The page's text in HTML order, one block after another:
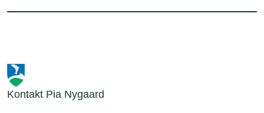
Kontakt Pia Nygaard